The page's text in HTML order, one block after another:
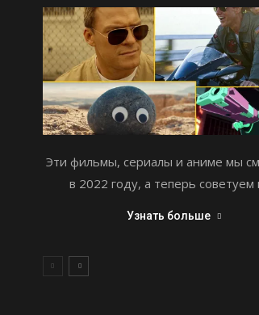
Эти фильмы, сериалы и аниме мы
в 2022 году, а теперь советуем
Узнать больше